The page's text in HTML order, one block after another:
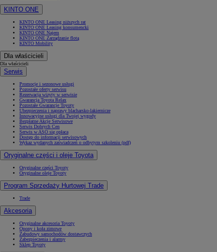
KINTO ONE
KINTO ONE Leasing niższych rat
KINTO ONE Leasing konsumencki
KINTO ONE Najem
KINTO ONE Zarządzanie flotą
KINTO Mobility
Dla właścicieli
Dla właścicieli
Serwis
Promocje i sezonowe usługi
Pozostałe oferty serwisu
Rezerwacja wizyty w serwisie
Gwarancja Toyota Relax
Pozostałe Gwarancje Toyoty
Ubezpieczenia i naprawy blacharsko-lakiernicze
Innowacyjne usługi dla Twojej wygody
Bezpłatne Akcje Serwisowe
Serwis Dobrych Cen
Serwis w ASO się opłaca
Dostęp do informacji serwisowych
Wykaz wydanych zaświadczeń o odbytym szkoleniu (pdf)
Oryginalne części i oleje Toyota
Oryginalne części Toyoty
Oryginalne oleje Toyoty
Program Sprzedaży Hurtowej Trade
Trade
Akcesoria
Oryginalne akcesoria Toyoty
Opony i koła zimowe
Zabudowy samochodów dostawczych
Zabezpieczenia i alarmy
Sklep Toyoty